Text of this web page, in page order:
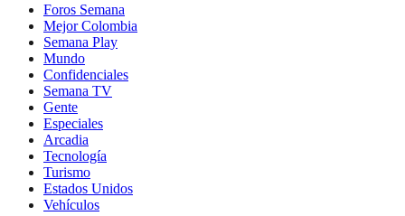
Foros Semana
Mejor Colombia
Semana Play
Mundo
Confidenciales
Semana TV
Gente
Especiales
Arcadia
Tecnología
Turismo
Estados Unidos
Vehículos